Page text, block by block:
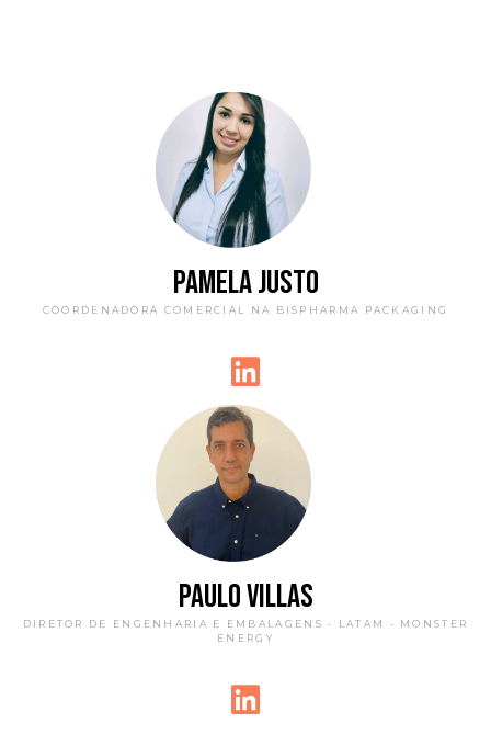
PAMELA JUSTO
COORDENADORA COMERCIAL NA BISPHARMA PACKAGING
PAULO VILLAS
DIRETOR DE ENGENHARIA E EMBALAGENS - LATAM - MONSTER
ENERGY